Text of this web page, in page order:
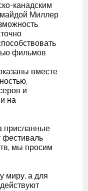
канадским
Миллер
фильмов.
вместе
и
на
присланные
фестиваль
мы просим
миру, а для